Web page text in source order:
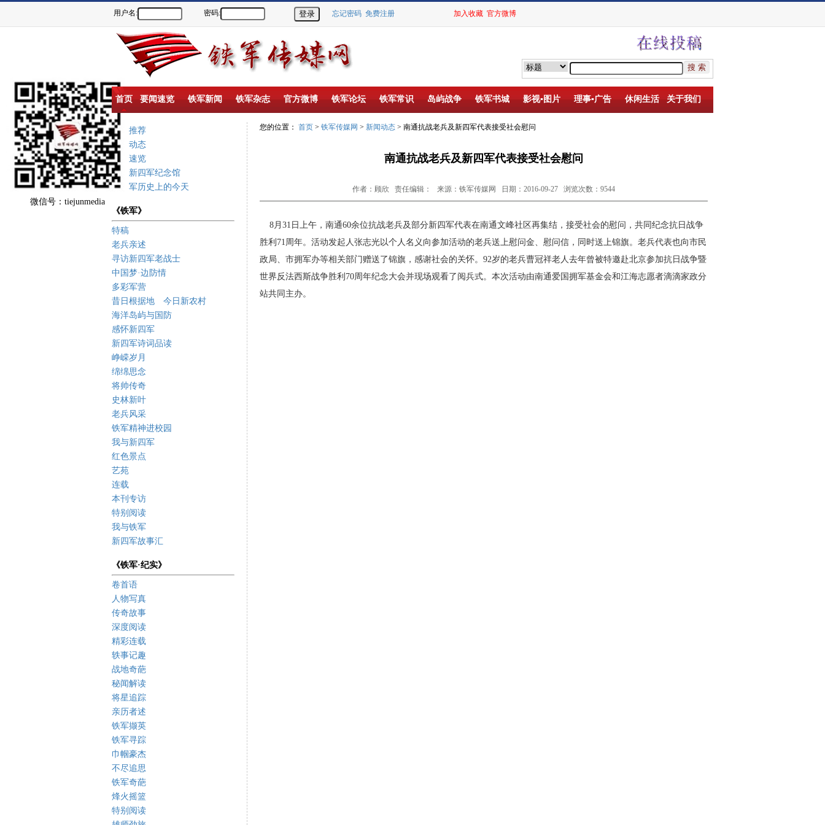
微信号：tiejunmedia
用户名: 密码: 忘记密码 免费注册 加入收藏 官方微博
首页 要闻速览 铁军新闻 铁军杂志 官方微博 铁军论坛 铁军常识 岛屿战争 铁军书城 影视▪图片 理事▪广告 休闲生活 关于我们
重点推荐
新闻动态
要闻速览
盐城新四军纪念馆
新四军历史上的今天
《铁军》
特稿
老兵亲述
寻访新四军老战士
中国梦·边防情
多彩军营
昔日根据地 今日新农村
海洋岛屿与国防
感怀新四军
新四军诗词品读
峥嵘岁月
绵绵思念
将帅传奇
史林新叶
老兵风采
铁军精神进校园
我与新四军
红色景点
艺苑
连载
本刊专访
特别阅读
我与铁军
新四军故事汇
《铁军·纪实》
卷首语
人物写真
传奇故事
深度阅读
精彩连载
轶事记趣
战地奇葩
秘闻解读
将星追踪
亲历者述
铁军撷英
铁军寻踪
巾帼豪杰
不尽追思
铁军奇葩
烽火摇篮
特别阅读
您的位置： 首页 > 铁军传媒网 > 新闻动态 > 南通抗战老兵及新四军代表接受社会慰问
南通抗战老兵及新四军代表接受社会慰问
作者：顾欣 责任编辑： 来源：铁军传媒网 日期：2016-09-27 浏览次数：9544
8月 31 日上午，南通60余位抗战老兵及部分新四军代表在南通文峰社区再集结，接受社会的慰问，共同纪念抗日战争
胜利 71周年。活动发起人张志光以个人名义向参加活动的老兵送上慰问金、慰问信，同时送上锦旗。老兵代表也向市民
政局、市拥军办等相关部门赠送了锦旗，感谢社会的关怀。 92岁的老兵曹冠祥老人去年曾被特邀赴北京参加抗日战争暨
世界反法西斯战争胜利 70周年纪念大会并现场观看了阅兵式。本次活动由南通爱国拥军基金会和江海志愿者滴滴家政分
站共同主办。